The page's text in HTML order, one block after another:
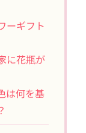
ーギフト
に花瓶が
は何を基